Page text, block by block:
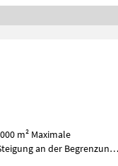
an der Begrenzung: